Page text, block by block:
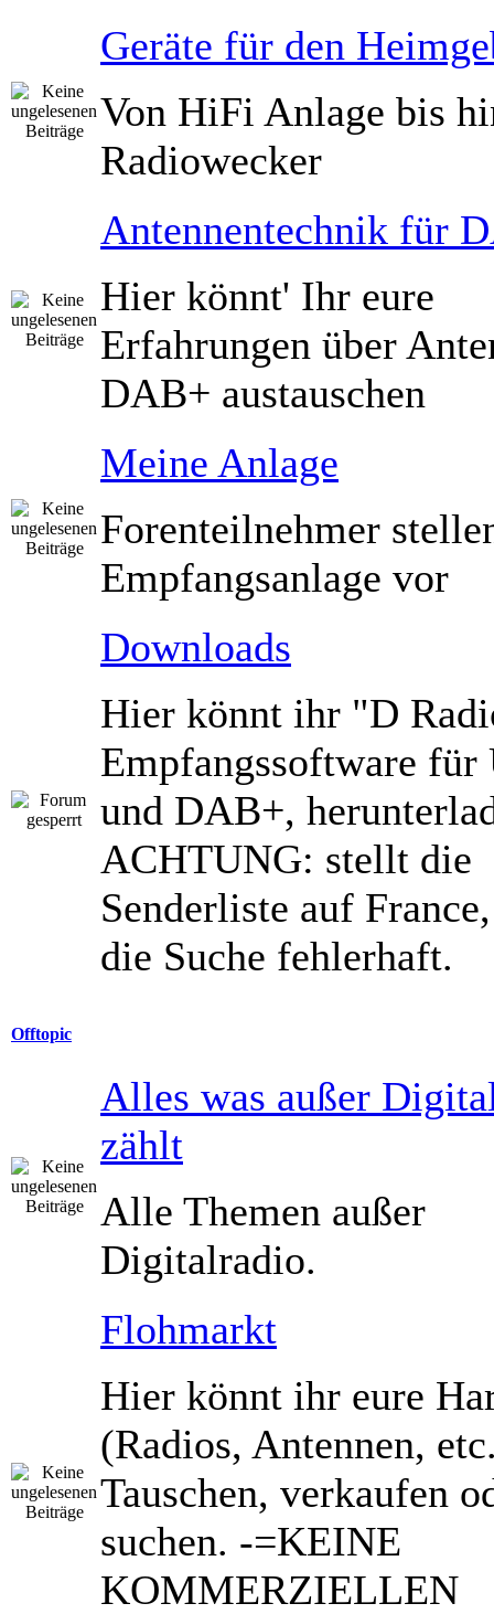
Geräte für den
Von HiFi Anlage bis
Radiowecker
Antennentechnik für
Hier könnt' Ihr eure
Erfahrungen über
DAB+ austauschen
Meine Anlage
Forenteilnehmer
Empfangsanlage vor
Downloads
Hier könnt ihr "D
Empfangssoftware
und DAB+,
ACHTUNG: stellt die
Senderliste auf
die Suche fehlerhaft.
Offtopic
Alles was außer
zählt
Alle Themen außer
Digitalradio.
Flohmarkt
Hier könnt ihr eure
(Radios, Antennen,
Tauschen, verkaufen
suchen. -=KEINE
KOMMERZIELLEN